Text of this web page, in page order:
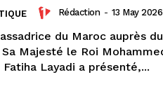
Rédaction - 13 May 2026
du Maroc auprès
Majesté le Roi
Layadi a présenté,...